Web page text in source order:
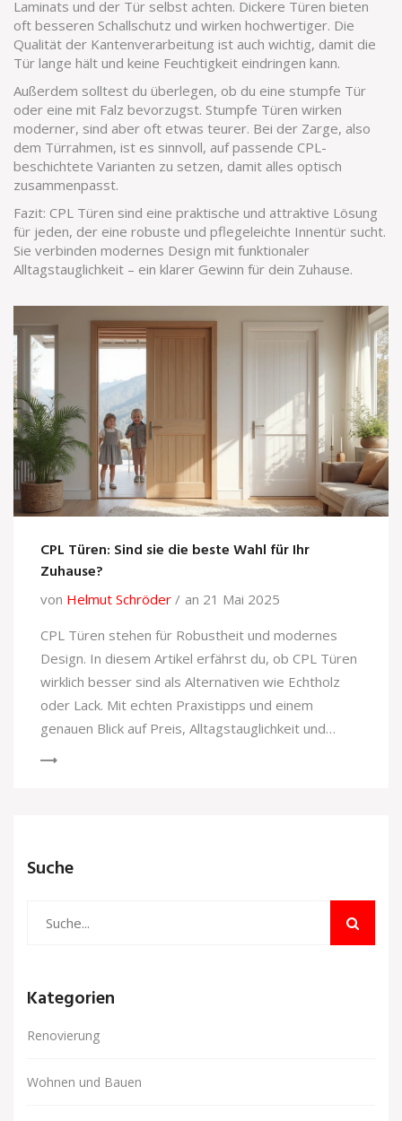
Laminats und der Tür selbst achten. Dickere Türen bieten
oft besseren Schallschutz und wirken hochwertiger. Die
Qualität der Kantenverarbeitung ist auch wichtig, damit die
Tür lange hält und keine Feuchtigkeit eindringen kann.
Außerdem solltest du überlegen, ob du eine stumpfe Tür
oder eine mit Falz bevorzugst. Stumpfe Türen wirken
moderner, sind aber oft etwas teurer. Bei der Zarge, also
dem Türrahmen, ist es sinnvoll, auf passende CPL-
beschichtete Varianten zu setzen, damit alles optisch
zusammenpasst.
Fazit: CPL Türen sind eine praktische und attraktive Lösung
für jeden, der eine robuste und pflegeleichte Innentür sucht.
Sie verbinden modernes Design mit funktionaler
Alltagstauglichkeit – ein klarer Gewinn für dein Zuhause.
CPL Türen: Sind sie die beste Wahl für Ihr
Zuhause?
von Helmut Schröder
an 21 Mai 2025
CPL Türen stehen für Robustheit und modernes
Design. In diesem Artikel erfährst du, ob CPL Türen
wirklich besser sind als Alternativen wie Echtholz
oder Lack. Mit echten Praxistipps und einem
genauen Blick auf Preis, Alltagstauglichkeit und
Suche
Kategorien
Renovierung
Wohnen und Bauen